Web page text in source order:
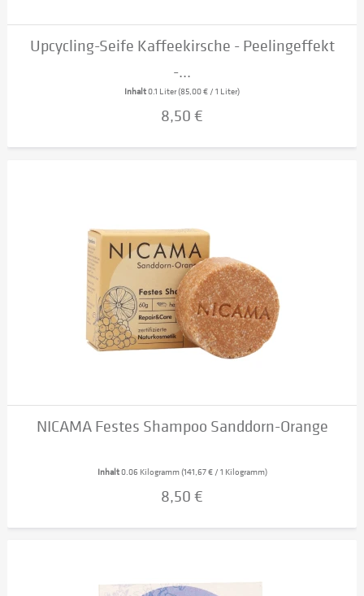
Upcycling-Seife Kaffeekirsche - Peelingeffekt
-...
Inhalt0.1 Liter(85,00 € / 1 Liter)
8,50 €
NICAMA Festes Shampoo Sanddorn-Orange
Inhalt0.06 Kilogramm(141,67 € / 1 Kilogramm)
8,50 €